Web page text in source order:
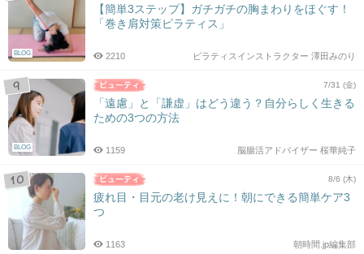
BLOG
【簡単3ステップ】ガチガチの胸まわりをほぐす！
「巻き肩対策ピラティス」
ピラティスインストラクター 澤田みのり
2210
BLOG
7/31 (金)
「遠慮」と「謙虚」はどう違う？自分らしく生きる
ための3つの方法
脳腸活アドバイザー 桜華純子
1159
8/6 (木)
疲れ目・目元の老け見えに！朝にできる簡単ケア3
つ
朝時間.jp編集部
1163